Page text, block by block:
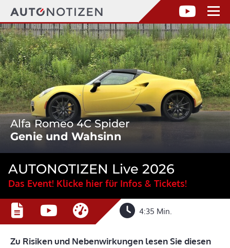
Alfa Romeo 4C Spider
Genie und Wahsinn
AUTONOTIZEN Live 2026
Das Event! Klicke hier für Infos & Tickets!
4:35 Min.
Zu Risiken und Nebenwirkungen lesen Sie diesen